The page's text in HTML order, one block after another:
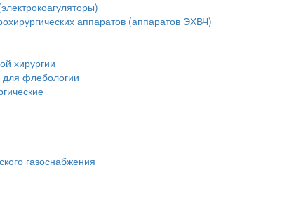
аппаратов (аппаратов ЭХВЧ)
хирургии
для флебологии
газоснабжения